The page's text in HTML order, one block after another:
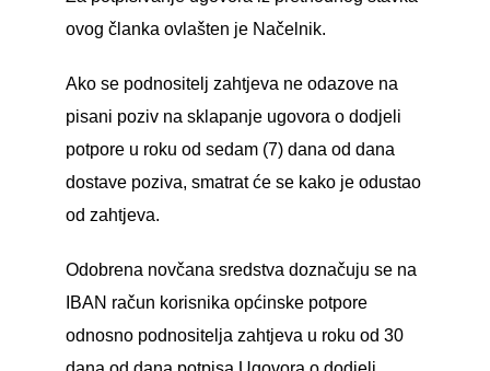
ovog članka ovlašten je Načelnik.
Ako se podnositelj zahtjeva ne odazove na
pisani poziv na sklapanje ugovora o dodjeli
potpore u roku od sedam (7) dana od dana
dostave poziva, smatrat će se kako je odustao
od zahtjeva.
Odobrena novčana sredstva doznačuju se na
IBAN račun korisnika općinske potpore
odnosno podnositelja zahtjeva u roku od 30